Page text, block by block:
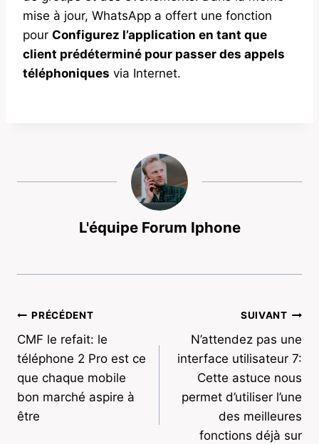
mise à jour, WhatsApp a offert une fonction
pour Configurez l’application en tant que
client prédéterminé pour passer des appels
téléphoniques via Internet.
L'équipe Forum Iphone
Navigation
de
l’article
PRÉCÉDENT
CMF le refait: le
téléphone 2 Pro est ce
que chaque mobile
bon marché aspire à
être
SUIVANT
N’attendez pas une
interface utilisateur 7:
Cette astuce nous
permet d’utiliser l’une
des meilleures
fonctions déjà sur